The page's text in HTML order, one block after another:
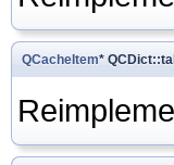
QCacheItem*